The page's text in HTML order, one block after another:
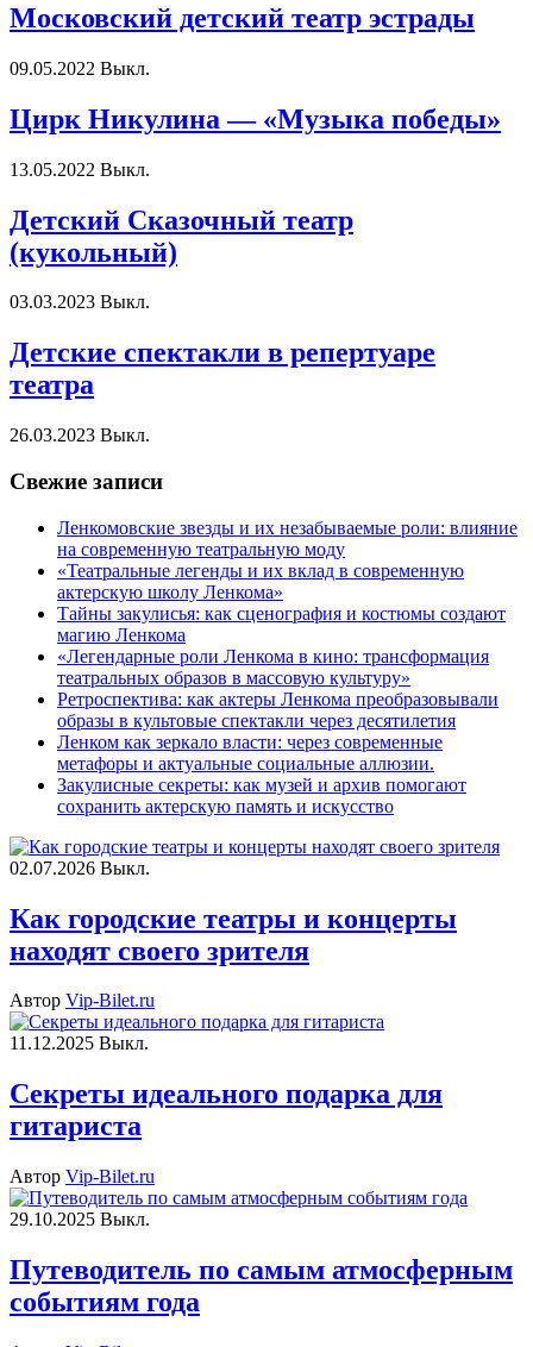
Московский детский театр эстрады
09.05.2022 Выкл.
Цирк Никулина — «Музыка победы»
13.05.2022 Выкл.
Детский Сказочный театр
(кукольный)
03.03.2023 Выкл.
Детские спектакли в репертуаре
театра
26.03.2023 Выкл.
Свежие записи
Ленкомовские звезды и их незабываемые роли: влияние
на современную театральную моду
«Театральные легенды и их вклад в современную
актерскую школу Ленкома»
Тайны закулисья: как сценография и костюмы создают
магию Ленкома
«Легендарные роли Ленкома в кино: трансформация
театральных образов в массовую культуру»
Ретроспектива: как актеры Ленкома преобразовывали
образы в культовые спектакли через десятилетия
Ленком как зеркало власти: через современные
метафоры и актуальные социальные аллюзии.
Закулисные секреты: как музей и архив помогают
сохранить актерскую память и искусство
02.07.2026 Выкл.
Как городские театры и концерты
находят своего зрителя
Автор Vip-Bilet.ru
11.12.2025 Выкл.
Секреты идеального подарка для
гитариста
Автор Vip-Bilet.ru
29.10.2025 Выкл.
Путеводитель по самым атмосферным
событиям года